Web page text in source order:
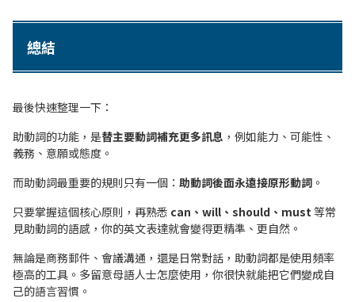
總結
最後快速整理一下：
助動詞的功能，是替主要動詞補充更多訊息 ，例如能力、可能性、
義務、意願或態度。
而助動詞最重要的規則只有一個： 助動詞後面永遠接原形動詞 。
只要掌握這個核心原則，再熟悉 can、will、should、must等常
見助動詞的語感，你的英文表達就會變得更精準、更自然。
無論是商務郵件、會議溝通，還是日常對話，助動詞都是使用頻率
極高的工具。多留意母語人士怎麼使用，你很快就能把它們變成自
己的語言習慣。